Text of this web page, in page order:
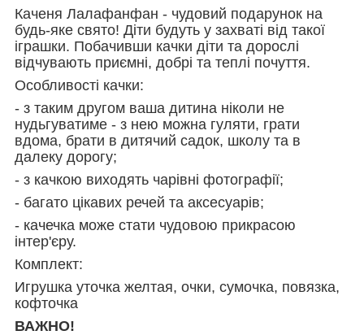
Каченя Лалафанфан - чудовий подарунок на
будь-яке свято! Діти будуть у захваті від такої
іграшки. Побачивши качки діти та дорослі
відчувають приємні, добрі та теплі почуття.
Особливості качки:
- з таким другом ваша дитина ніколи не
нудьгуватиме - з нею можна гуляти, грати
вдома, брати в дитячий садок, школу та в
далеку дорогу;
- з качкою виходять чарівні фотографії;
- багато цікавих речей та аксесуарів;
- качечка може стати чудовою прикрасою
інтер'єру.
Комплект:
Игрушка уточка желтая, очки, сумочка, повязка,
кофточка
ВАЖНО!